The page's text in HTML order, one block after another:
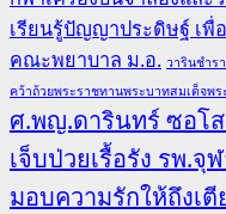
เรียนรู้ปัญญาประดิษฐ์ เ
คณะพยาบาล ม.อ. วารินชำร
คว้าถ้วยพระราชทานพระบาทสมเด็จพร
ศ.พญ.ดารินทร์ ซอโ
เจ็บป่วยเรื้อรัง รพ.
มอบความรักให้ถึงเตี